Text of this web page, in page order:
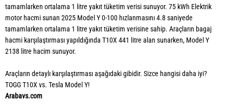
tamamlarken ortalama 1 litre yakıt tüketim verisi sunuyor. 75 kWh Elektrik
motor hacmi sunan 2025 Model Y 0-100 hızlanmasını 4.8 saniyede
tamamlarken ortalama 1 litre yakıt tüketim verisine sahip. Araçların bagaj
hacmi karşılaştırması yapıldığında T10X 441 litre alan sunarken, Model Y
2138 litre hacim sunuyor.
Araçların detaylı karşılaştırması aşağıdaki gibidir. Sizce hangisi daha iyi?
TOGG T10X vs. Tesla Model Y!
Arabavs.com